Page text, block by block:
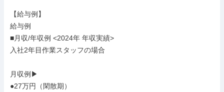
【給与例】
給与例
■月収/年収例 <2024年 年収実績>
入社2年目作業スタッフの場合
月収例▶
●27万円（閑散期）